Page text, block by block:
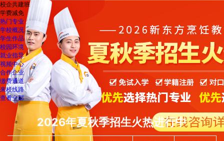
校企共建班
学费减免
热门专业
学校概况
学生作品
校园环境
就业指导
视频中心
合作企业
缴费通道
来校线路
查看全部
2026年夏秋季招生火热进行中